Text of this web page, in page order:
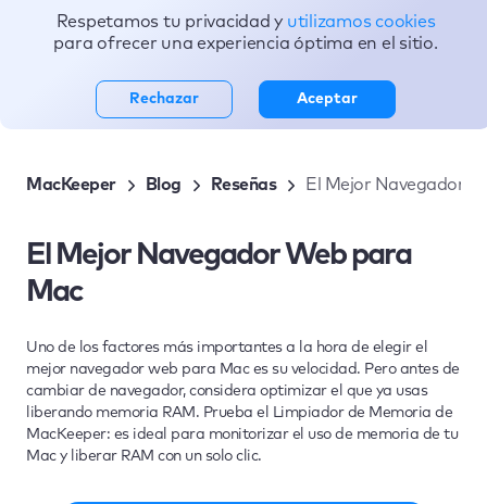
Tópicos
MacKeeper Blog Reseñas El Mejor Navegador
El Mejor Navegador Web para
Mac
Uno de los factores más importantes a la hora de elegir el
mejor navegador web para Mac es su velocidad. Pero antes de
cambiar de navegador, considera optimizar el que ya usas
liberando memoria RAM. Prueba el Limpiador de Memoria de
MacKeeper: es ideal para monitorizar el uso de memoria de tu
Mac y liberar RAM con un solo clic.
Respetamos tu privacidad y utilizamos cookies
para ofrecer una experiencia óptima en el sitio.
Rechazar Aceptar